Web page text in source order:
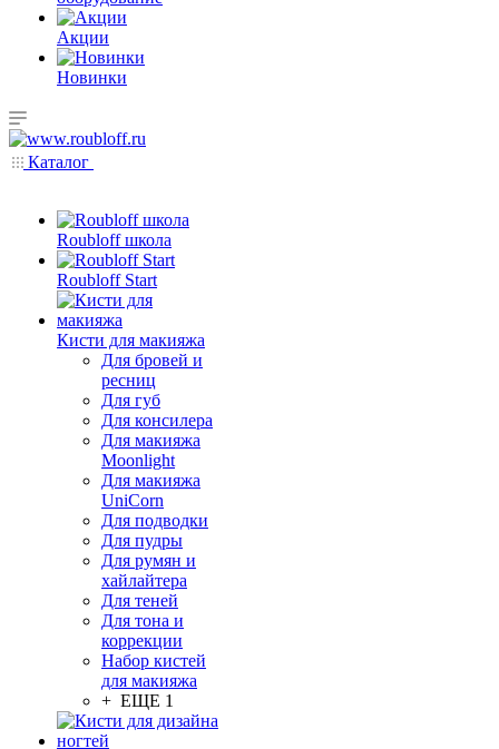
Акции
Новинки
Каталог
Roubloff школа
Roubloff Start
Кисти для макияжа
Для бровей и
ресниц
Для губ
Для консилера
Для макияжа
Moonlight
Для макияжа
UniCorn
Для подводки
Для пудры
Для румян и
хайлайтера
Для теней
Для тона и
коррекции
Набор кистей
для макияжа
+ ЕЩЕ 1